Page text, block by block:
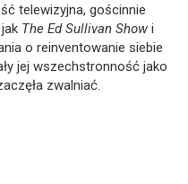
telewizyjna, gościnnie
The Ed Sullivan Show i
o reinventowanie siebie
jej wszechstronność jako
zwalniać.